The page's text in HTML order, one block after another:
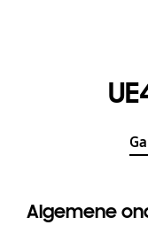
Algemene